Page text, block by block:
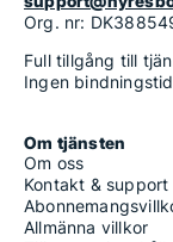
Org. nr:
Full tillgång till
Ingen
Om tjänsten
Om oss
Kontakt & support
Allmänna villkor